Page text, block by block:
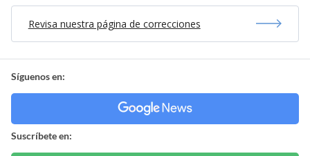
Revisa nuestra página de correcciones
Síguenos en:
Suscríbete en: